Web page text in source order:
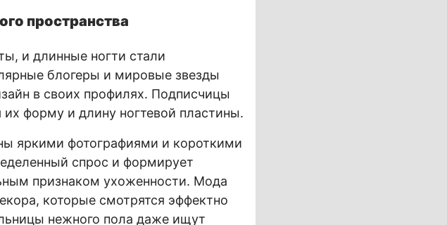
пространства
и длинные ногти стали
блогеры и мировые звезды
в своих профилях. Подписчицы
форму и длину ногтевой пластины.
яркими фотографиями и короткими
спрос и формирует
признаком ухоженности. Мода
которые смотрятся эффектно
нежного пола даже ищут